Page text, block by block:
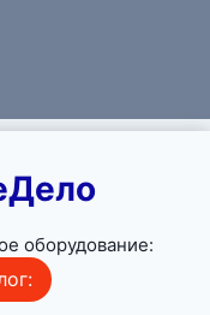
оборудование: